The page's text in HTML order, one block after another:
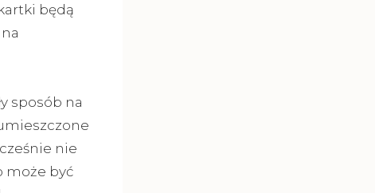
będą
sposób na
nie
może być